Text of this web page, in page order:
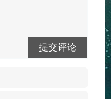
提交评论